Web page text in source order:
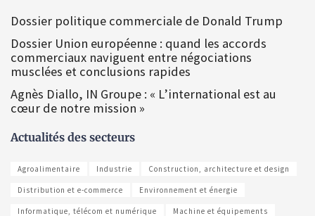
Dossier politique commerciale de Donald Trump
Dossier Union européenne : quand les accords
commerciaux naviguent entre négociations
musclées et conclusions rapides
Agnès Diallo, IN Groupe : « L’international est au
cœur de notre mission »
Actualités des secteurs
Agroalimentaire Industrie Construction, architecture et design
Distribution et e-commerce Environnement et énergie
Informatique, télécom et numérique Machine et équipements